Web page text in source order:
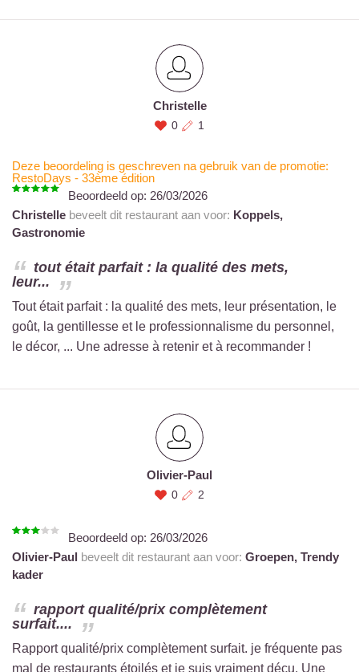
Christelle
0 1
Deze beoordeling is geschreven na gebruik van de promotie:
RestoDays - 33ème édition
Beoordeeld op: 26/03/2026
Christelle beveelt dit restaurant aan voor: Koppels,
Gastronomie
tout était parfait : la qualité des mets,
leur...
Tout était parfait : la qualité des mets, leur présentation, le
goût, la gentillesse et le professionnalisme du personnel,
le décor, ... Une adresse à retenir et à recommander !
Olivier-Paul
0 2
Beoordeeld op: 26/03/2026
Olivier-Paul beveelt dit restaurant aan voor: Groepen, Trendy
kader
rapport qualité/prix complètement
surfait....
Rapport qualité/prix complètement surfait. je fréquente pas
mal de restaurants étoilés et je suis vraiment déçu. Une